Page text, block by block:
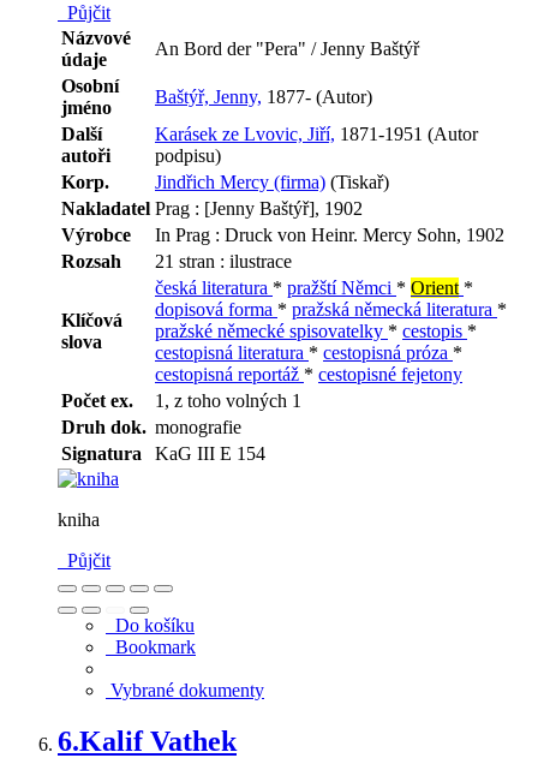
Půjčit
Názvové
údaje
An Bord der "Pera" / Jenny Baštýř
Osobní
jméno
Baštýř, Jenny, 1877- (Autor)
Další
autoři
Karásek ze Lvovic, Jiří, 1871-1951 (Autor
podpisu)
Korp.
Jindřich Mercy (firma) (Tiskař)
Nakladatel Prag : [Jenny Baštýř], 1902
Výrobce
In Prag : Druck von Heinr. Mercy Sohn, 1902
Rozsah
21 stran : ilustrace
Klíčová
slova
česká literatura * pražští Němci * Orient *
dopisová forma * pražská německá literatura *
pražské německé spisovatelky * cestopis *
cestopisná literatura * cestopisná próza *
cestopisná reportáž * cestopisné fejetony
Počet ex.
1, z toho volných 1
Druh dok. monografie
Signatura
KaG III E 154
kniha
Půjčit
Do košíku
Bookmark
Vybrané dokumenty
6.Kalif Vathek